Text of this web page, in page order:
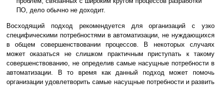
ПО, дело обычно не доходит.
Восходящий подход рекомендуется для организаций с узко
специфическими потребностями в автоматизации, не нуждающихся
в общем совершенствовании процессов. В некоторых случаях
может оказаться не слишком практичным приступать к такому
совершенствованию, не определив самые насущные потребности в
автоматизации. В то время как данный подход может помочь
организации удовлетворить самые насущные потребности и развить